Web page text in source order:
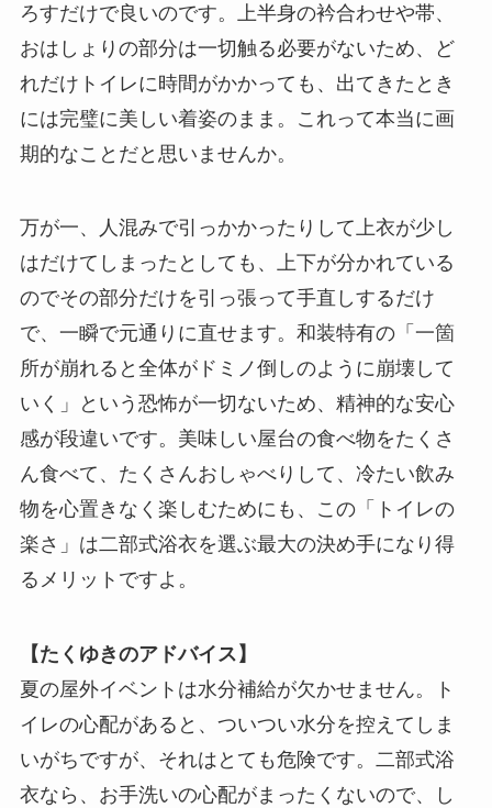
ろすだけで良いのです。上半身の衿合わせや帯、
おはしょりの部分は一切触る必要がないため、ど
れだけトイレに時間がかかっても、出てきたとき
には完璧に美しい着姿のまま。これって本当に画
期的なことだと思いませんか。
万が一、人混みで引っかかったりして上衣が少し
はだけてしまったとしても、上下が分かれている
のでその部分だけを引っ張って手直しするだけ
で、一瞬で元通りに直せます。和装特有の「一箇
所が崩れると全体がドミノ倒しのように崩壊して
いく」という恐怖が一切ないため、精神的な安心
感が段違いです。美味しい屋台の食べ物をたくさ
ん食べて、たくさんおしゃべりして、冷たい飲み
物を心置きなく楽しむためにも、この「トイレの
楽さ」は二部式浴衣を選ぶ最大の決め手になり得
るメリットですよ。
【たくゆきのアドバイス】
夏の屋外イベントは水分補給が欠かせません。ト
イレの心配があると、ついつい水分を控えてしま
いがちですが、それはとても危険です。二部式浴
衣なら、お手洗いの心配がまったくないので、し